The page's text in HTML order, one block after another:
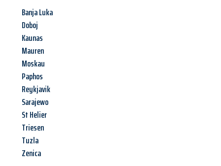
Banja Luka
Doboj
Kaunas
Mauren
Moskau
Paphos
Reykjavik
Sarajewo
St Helier
Triesen
Tuzla
Zenica